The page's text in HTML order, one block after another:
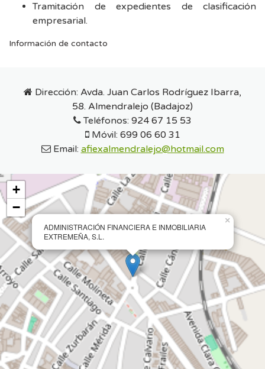
Tramitación de expedientes de clasificación
empresarial.
Información de contacto
Dirección: Avda. Juan Carlos Rodríguez Ibarra,
58. Almendralejo (Badajoz)
Teléfonos: 924 67 15 53
Móvil: 699 06 60 31
Email: afiexalmendralejo@hotmail.com
ADMINISTRACIÓN FINANCIERA E INMOBILIARIA
EXTREMEÑA, S.L.
×
+
−